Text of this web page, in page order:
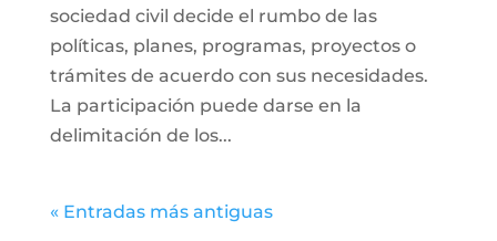
sociedad civil decide el rumbo de las
políticas, planes, programas, proyectos o
trámites de acuerdo con sus necesidades.
La participación puede darse en la
delimitación de los...
« Entradas más antiguas